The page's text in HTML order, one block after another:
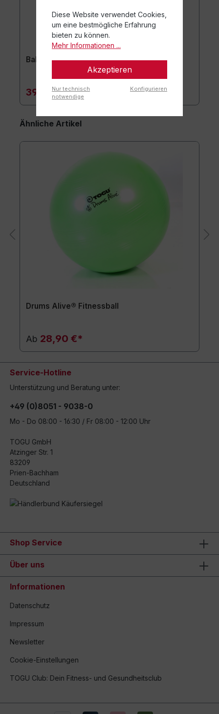
Ballschale
39,90 €*
Ähnliche Artikel
Drums Alive® Fitnessball
Ab 28,90 €*
Service-Hotline
Unterstützung und Beratung unter:
+49 (0)8051 - 9038-0
Mo - Do 08:00 - 16:30 / Fr 08:00 - 12:00 Uhr
TOGU GmbH
Atzinger Str. 1
83209
Prien-Bachham
Deutschland
Shop Service
Über uns
Informationen
Datenschutz
Impressum
Newsletter
Cookie-Einstellungen
TOGU Club: Dein Fitness- und Gesundheitsclub
Diese Website verwendet Cookies,
um eine bestmögliche Erfahrung
bieten zu können.
Mehr Informationen ...
Akzeptieren
Nur technisch
notwendige
Konfigurieren